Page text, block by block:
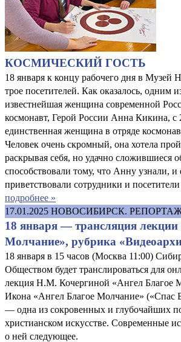
КОСМИЧЕСКИЙ ГОСТЬ
18 января к концу рабочего дня в Музей
трое посетителей. Как оказалось, одним
известнейшая женщина современной
космонавт, Герой России Анна Кикина, с
единственная женщина в отряде
Человек очень скромный, она хотела
раскрывая себя, но удачно сложившиеся
способствовали тому, что Анну узнали, и
приветствовали сотрудники и посетители
подробнее »
17.01.2025 НОВОСИБИРСК.
18 января — трансляция лекции
Молчание», рубрика
18 января в 15 часов (Москва 11:00)
Обществом будет транслироваться для
лекция Н.М. Кочергиной «Ангел Благое
Икона «Ангел Благое Молчание» («Спас
— одна из сокровенных и глубочайших
христианском искусстве. Современные
о ней следующее.